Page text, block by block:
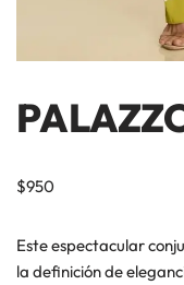
$950
Este espectacular
la definición de